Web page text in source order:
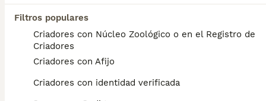
Filtros populares
Criadores con Núcleo Zoológico o en el Registro de
Criadores
Criadores con Afijo
Criadores con identidad verificada
Raça Cão da Serra da
Estrela?
El Cão da Serra da Estrela, también
conocido como Pastor Portugués o Perro de
Montaña da Estrela, es una de las razas más